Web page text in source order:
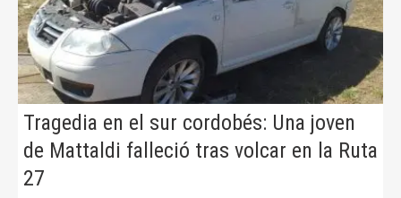
Tragedia en el sur cordobés: Una joven
de Mattaldi falleció tras volcar en la Ruta
27